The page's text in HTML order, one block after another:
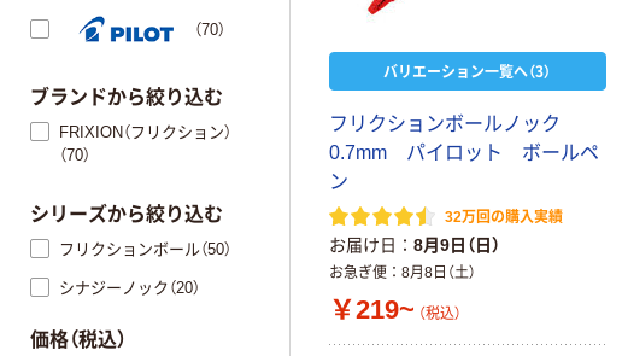
バリエーション一覧へ（3）
フ リ クシ ョ ンボール ノ ック
0.7mm パイ ロ ッ ト ボールペ
ン
32万回の購入実績
お届け日 8月9日（日）
お急ぎ便 8月8日（土）
￥219~ （税込）
（70）
ブランドから絞り込む
FRIXION（フリクション）
（70）
シリーズから絞り込む
フリクションボール（50）
シナジーノック（20）
価格（税込）